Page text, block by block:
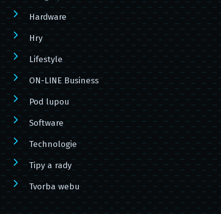
Hardware
Hry
Lifestyle
ON-LINE Business
Pod lupou
Software
Technologie
Tipy a rady
Tvorba webu